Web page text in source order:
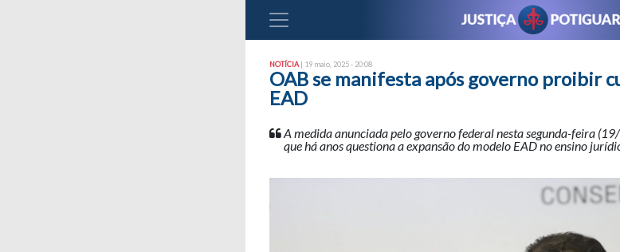
NOTÍCIA | 19 maio, 2025 - 20:08
OAB se manifesta após governo proibir
EAD
A medida anunciada pelo governo federal nesta segunda-feira
que há anos questiona a expansão do modelo EAD no ensino